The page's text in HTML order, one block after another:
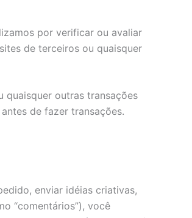
por verificar ou avaliar
de terceiros ou quaisquer
quaisquer outras transações
de fazer transações.
enviar idéias criativas,
“comentários”), você